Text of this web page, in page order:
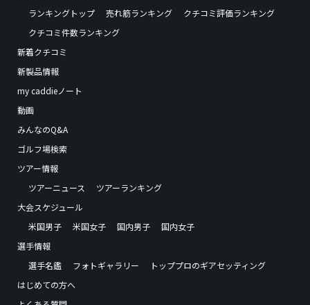
ランキングトップ
売れ筋ランキング
クチコミ評価ランキング
クチコミ件数ランキング
新着クチコミ
新製品情報
my caddieノート
動画
みんなのQ&A
ゴルフ場検索
ツアー情報
ツアーニュース
ツアーランキング
大会スケジュール
米国男子
米国女子 国内男子
国内女子
選手情報
選手名鑑
フォトギャラリー
トッププロのギアセッティング
はじめての方へ